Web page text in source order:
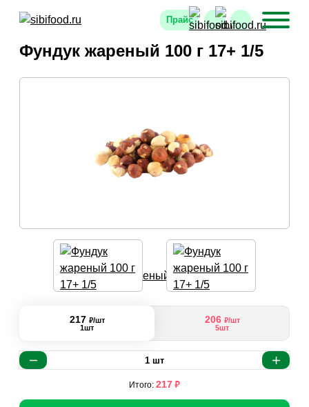
Прайс
Фундук жареный 100 г 17+ 1/5
217 ₽/шт
1шт
206 ₽/шт
5шт
1 шт
Итого: 217₽